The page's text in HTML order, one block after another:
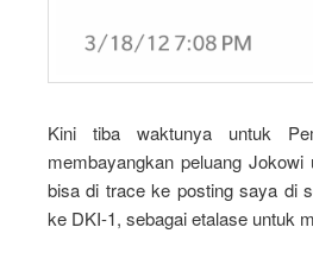
Kini tiba waktunya untuk
membayangkan peluang
bisa di trace ke posting saya di
ke DKI-1, sebagai etalase untuk